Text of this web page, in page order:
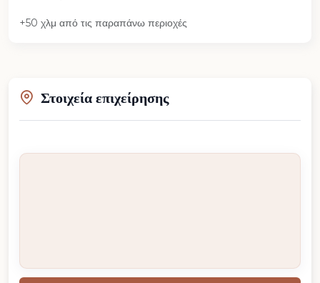
+50 χλμ από τις παραπάνω περιοχές
Στοιχεία επιχείρησης